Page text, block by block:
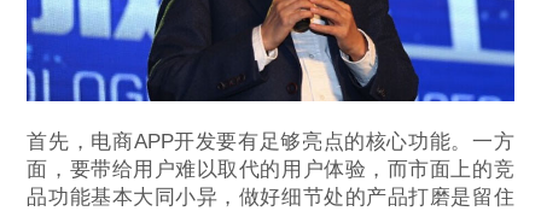
首先，电商APP开发要有足够亮点的核心功能。一方
面，要带给用户难以取代的用户体验，而市面上的竞
品功能基本大同小异，做好细节处的产品打磨是留住